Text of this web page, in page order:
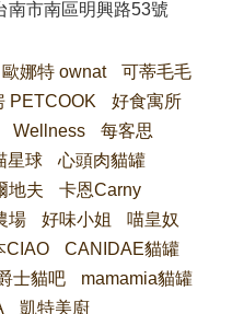
南市南區明興路53號
歐娜特 ownat
可蒂毛毛
PETCOOK
好食寓所
Wellness
每客思
星球
心頭肉貓罐
地夫
卡恩Carny
場 好味小姐
喵皇奴
CIAO
CANIDAE貓罐
士貓吧
mamamia貓罐
凱特美廚